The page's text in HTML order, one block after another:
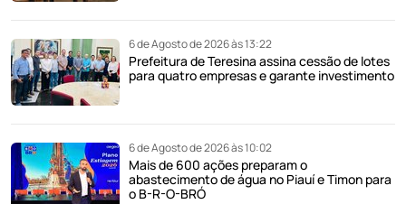
6 de Agosto de 2026 às 13:22
Prefeitura de Teresina assina cessão de lotes
para quatro empresas e garante investimento
6 de Agosto de 2026 às 10:02
Mais de 600 ações preparam o
abastecimento de água no Piauí e Timon para
o B-R-O-BRÓ